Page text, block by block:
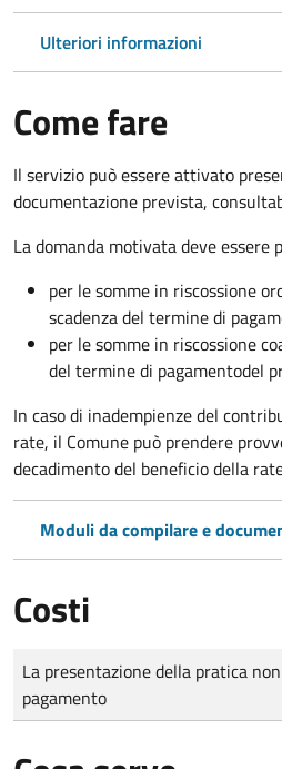
Ulteriori informazioni
Come fare
Il servizio può essere attivato
documentazione prevista,
La domanda motivata deve essere
per le somme in riscossione
scadenza del termine di
per le somme in riscossione
del termine di pagamentodel
In caso di inadempienze del
rate, il Comune può prendere
decadimentodel beneficio della
Moduli da compilare e
Costi
Tipo di pagamento
Importo
La presentazione della pratica
pagamento